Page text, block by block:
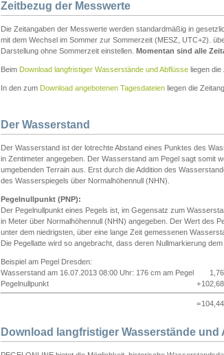
Zeitbezug der Messwerte
Die Zeitangaben der Messwerte werden standardmäßig in
mit dem Wechsel im Sommer zur Sommerzeit (MESZ, UTC+2).
Darstellung ohne Sommerzeit einstellen. Momentan sind alle
Beim Download langfristiger Wasserstände und Abflüsse liegen die
In den zum Download angebotenen Tagesdateien liegen die
Der Wasserstand
Der Wasserstand ist der lotrechte Abstand eines Punktes des
in Zentimeter angegeben. Der Wasserstand am Pegel sagt somit
umgebenden Terrain aus. Erst durch die Addition des
des Wasserspiegels über Normalhöhennull (NHN).
Pegelnullpunkt (PNP):
Der Pegelnullpunkt eines Pegels ist, im Gegensatz zum
in Meter über Normalhöhennull (NHN) angegeben. Der Wert des
unter dem niedrigsten, über eine lange Zeit gemessenen
Die Pegellatte wird so angebracht, dass deren Nullmarkierung
Beispiel am Pegel Dresden:
Wasserstand am 16.07.2013 08:00 Uhr: 176 cm am Pegel
1,76
Pegelnullpunkt
+102,68
=104,44
Download langfristiger Wasserstände und